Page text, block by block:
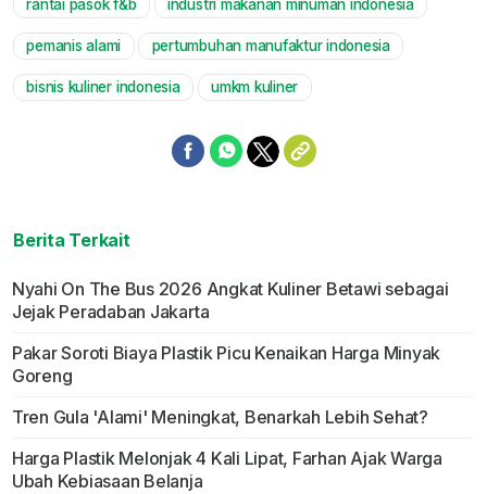
rantai pasok f&b industri makanan minuman indonesia
pemanis alami pertumbuhan manufaktur indonesia
bisnis kuliner indonesia umkm kuliner
Berita Terkait
Nyahi On The Bus 2026 Angkat Kuliner Betawi sebagai
Jejak Peradaban Jakarta
Pakar Soroti Biaya Plastik Picu Kenaikan Harga Minyak
Goreng
Tren Gula 'Alami' Meningkat, Benarkah Lebih Sehat?
Harga Plastik Melonjak 4 Kali Lipat, Farhan Ajak Warga
Ubah Kebiasaan Belanja